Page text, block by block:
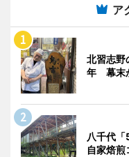
ア
北習志野
年 幕末
八千代
自家焙